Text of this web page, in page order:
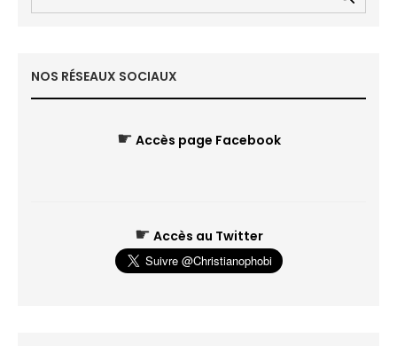
NOS RÉSEAUX SOCIAUX
☛ Accès page Facebook
☛ Accès au Twitter